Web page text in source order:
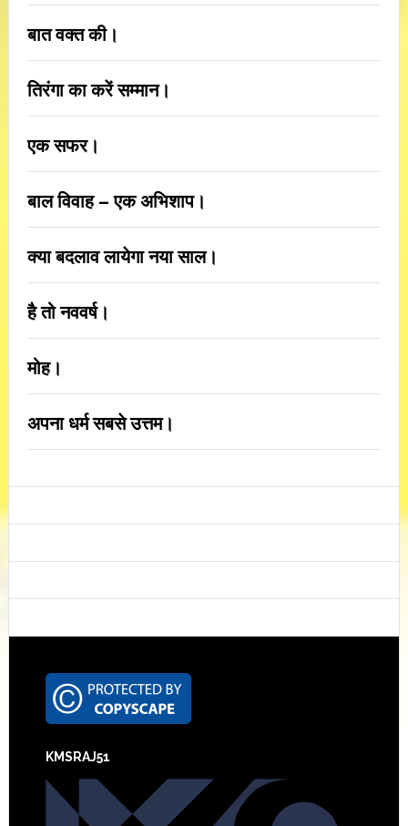
बात वक्त की।
तिरंगा का करें सम्मान।
एक सफर।
बाल विवाह – एक अभिशाप।
क्या बदलाव लायेगा नया साल।
है तो नववर्ष।
मोह।
अपना धर्म सबसे उत्तम।
Footer
KMSRAJ51